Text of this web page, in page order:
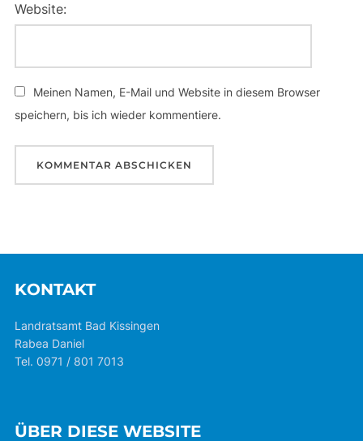
Website:
Meinen Namen, E-Mail und Website in diesem Browser
speichern, bis ich wieder kommentiere.
KONTAKT
Landratsamt Bad Kissingen
Rabea Daniel
Tel. 0971 / 801 7013
ÜBER DIESE WEBSITE